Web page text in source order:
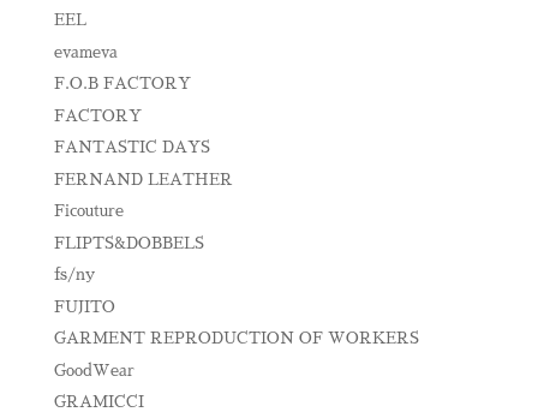
EEL
evameva
F.O.B FACTORY
FACTORY
FANTASTIC DAYS
FERNAND LEATHER
Ficouture
FLIPTS&DOBBELS
fs/ny
FUJITO
GARMENT REPRODUCTION OF WORKERS
GoodWear
GRAMICCI